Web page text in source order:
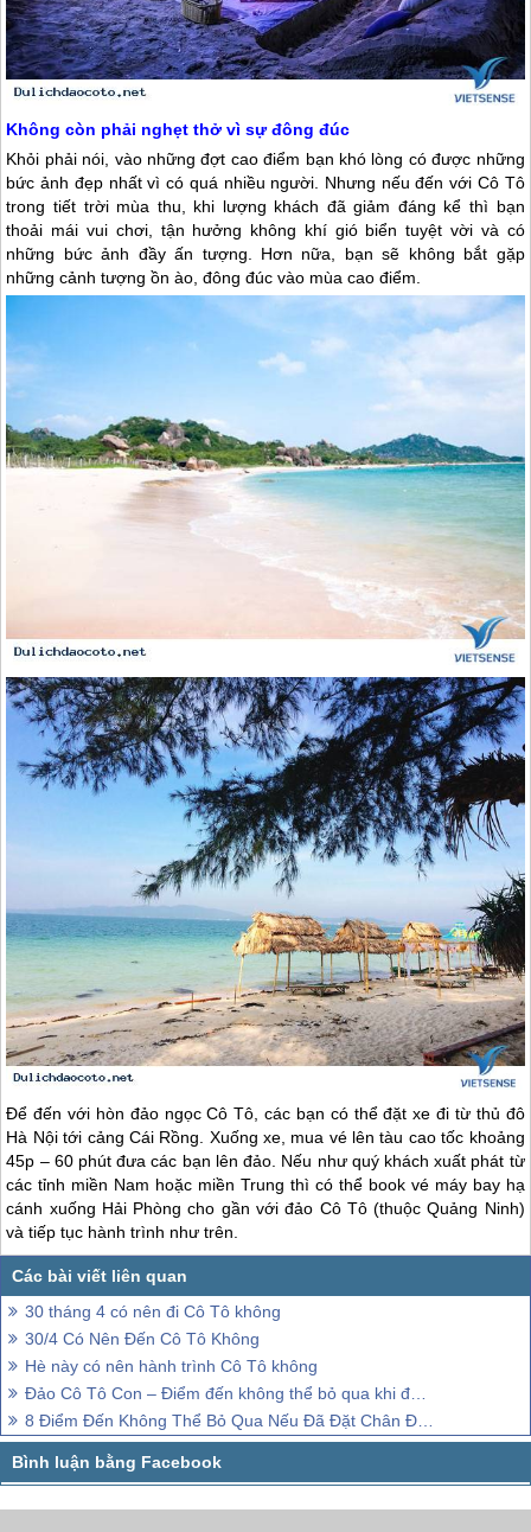
Không còn phải nghẹt thở vì sự đông đúc
Khỏi phải nói, vào những đợt cao điểm bạn khó lòng có được những
bức ảnh đẹp nhất vì có quá nhiều người. Nhưng nếu đến với Cô Tô
trong tiết trời mùa thu, khi lượng khách đã giảm đáng kể thì bạn
thoải mái vui chơi, tận hưởng không khí gió biển tuyệt vời và có
những bức ảnh đầy ấn tượng. Hơn nữa, bạn sẽ không bắt gặp
những cảnh tượng ồn ào, đông đúc vào mùa cao điểm.
Để đến với hòn đảo ngọcCô Tô , các bạn có thể đặt xe đi từ thủ đô
Hà Nội tới cảng Cái Rồng. Xuống xe, mua vé lên tàu cao tốc khoảng
45p – 60 phút đưa các bạn lên đảo. Nếu như quý khách xuất phát từ
các tỉnh miền Nam hoặc miền Trung thì có thể book vé máy bay hạ
cánh xuống Hải Phòng cho gần vớiđảo Cô Tô(thuộc Quảng Ninh)
và tiếp tục hành trình như trên.
30 tháng 4 có nên đi Cô Tô không
30/4 Có Nên Đến Cô Tô Không
Hè này có nên hành trình Cô Tô không
Đảo Cô Tô Con – Điểm đến không thể bỏ qua khi đến Cô Tô
8 Điểm Đến Không Thể Bỏ Qua Nếu Đã Đặt Chân Đến Cô Tô